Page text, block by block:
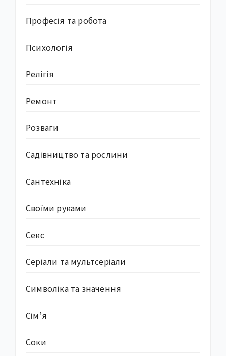
Професія та робота
Психологія
Релігія
Ремонт
Розваги
Садівництво та рослини
Сантехніка
Своїми руками
Секс
Серіали та мультсеріали
Символіка та значення
Сім’я
Соки